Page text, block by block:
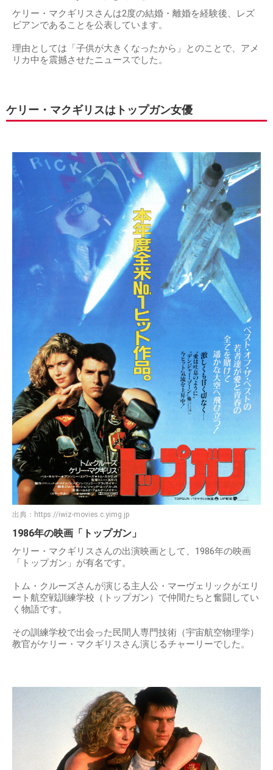
ケリー・マクギリスさんは2度の結婚・離婚を経験後、レズ
ビアンであることを公表しています。
理由としては「子供が大きくなったから」とのことで、アメ
リカ中を震撼させたニュースでした。
ケリー・マクギリスはトップガン女優
出典： https://iwiz-movies.c.yimg.jp
1986年の映画「トップガン」
ケリー・マクギリスさんの出演映画として、1986年の映画
「トップガン」が有名です。
トム・クルーズさんが演じる主人公・マーヴェリックがエリ
ート航空戦訓練学校（トップガン）で仲間たちと奮闘してい
く物語です。
その訓練学校で出会った民間人専門技術（宇宙航空物理学）
教官がケリー・マクギリスさん演じるチャーリーでした。